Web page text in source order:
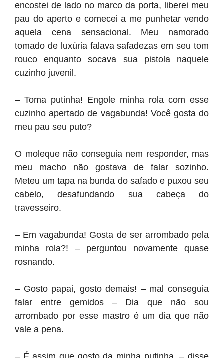
encostei de lado no marco da porta, liberei meu
pau do aperto e comecei a me punhetar vendo
aquela cena sensacional. Meu namorado
tomado de luxúria falava safadezas em seu tom
rouco enquanto socava sua pistola naquele
cuzinho juvenil.
– Toma putinha! Engole minha rola com esse
cuzinho apertado de vagabunda! Você gosta do
meu pau seu puto?
O moleque não conseguia nem responder, mas
meu macho não gostava de falar sozinho.
Meteu um tapa na bunda do safado e puxou seu
cabelo, desafundando sua cabeça do
travesseiro.
– Em vagabunda! Gosta de ser arrombado pela
minha rola?! – perguntou novamente quase
rosnando.
– Gosto papai, gosto demais! – mal conseguia
falar entre gemidos – Dia que não sou
arrombado por esse mastro é um dia que não
vale a pena.